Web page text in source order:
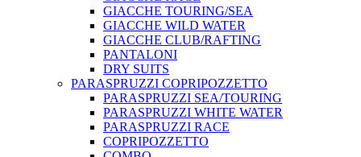
GIACCHE TOURING/SEA
GIACCHE WILD WATER
GIACCHE CLUB/RAFTING
PANTALONI
DRY SUITS
PARASPRUZZI COPRIPOZZETTO
PARASPRUZZI SEA/TOURING
PARASPRUZZI WHITE WATER
PARASPRUZZI RACE
COPRIPOZZETTO